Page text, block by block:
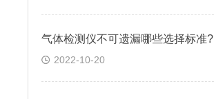
气体检测仪不可遗漏哪些选择标准?
2022-10-20